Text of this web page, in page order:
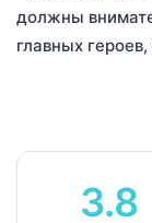
должны
главных
3.8